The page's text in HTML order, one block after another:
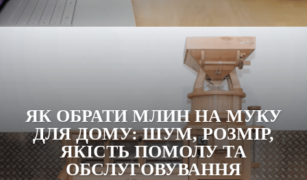
ЯК ОБРАТИ МЛИН НА МУКУ
ДЛЯ ДОМУ: ШУМ, РОЗМІР,
ЯКІСТЬ ПОМОЛУ ТА
ОБСЛУГОВУВАННЯ